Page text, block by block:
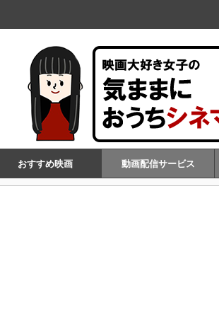
おすすめ映画 動画配信サービス